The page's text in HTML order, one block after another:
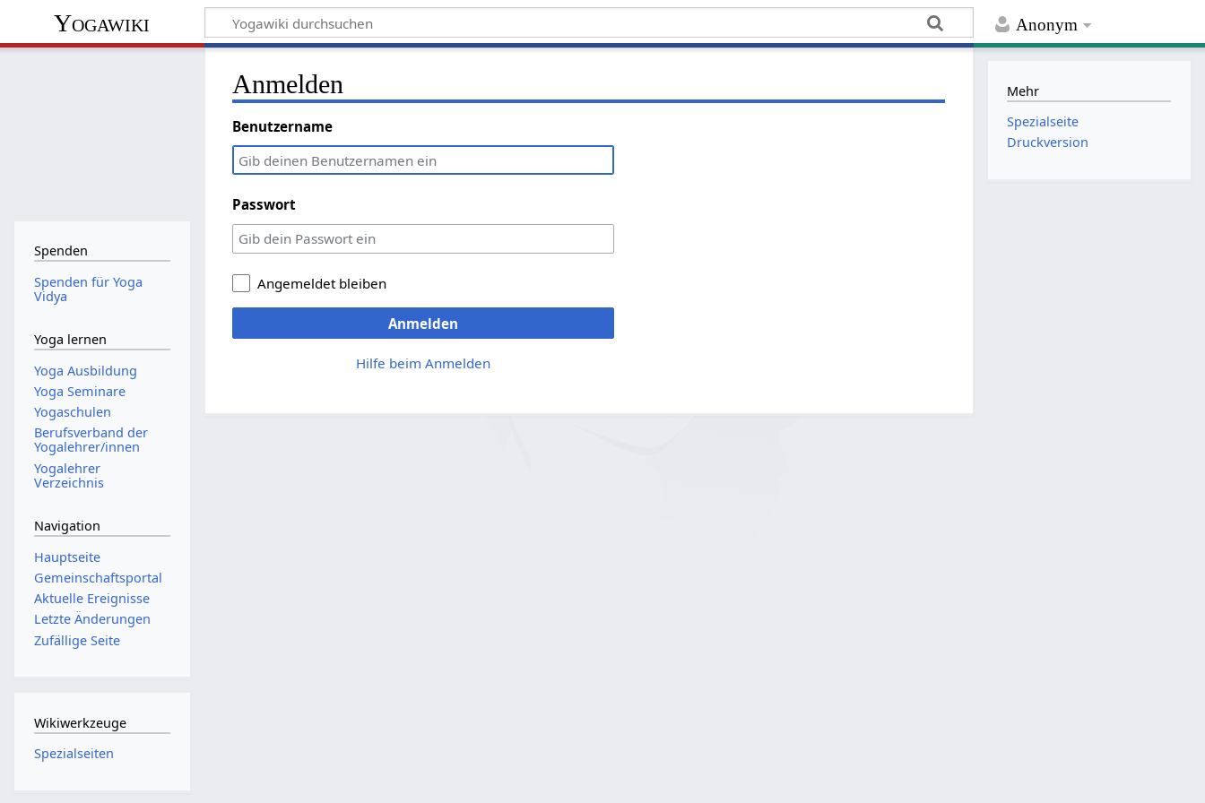
Anonym
Yogawiki
Anmelden
Benutzername
Passwort
Angemeldet bleiben
Anmelden
Hilfe beim Anmelden
Spenden
Spenden für Yoga
Vidya
Yoga lernen
Yoga Ausbildung
Yoga Seminare
Yogaschulen
Berufsverband der
Yogalehrer/innen
Yogalehrer
Verzeichnis
Navigation
Hauptseite
Gemeinschafts­portal
Aktuelle Ereignisse
Letzte Änderungen
Zufällige Seite
Wikiwerkzeuge
Spezialseiten
Mehr
Spezialseite
Druckversion